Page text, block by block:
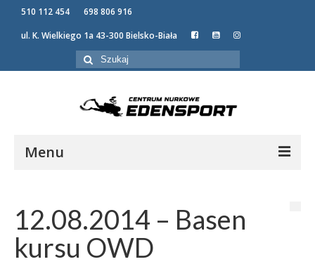
510 112 454
698 806 916
ul. K. Wielkiego 1a 43-300 Bielsko-Biała
Szuklaj
w:
Menu
OFERTA
NEWSY
GALERIA
12.08.2014 – Basen
kursu OWD